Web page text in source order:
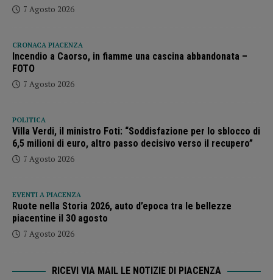
7 Agosto 2026
CRONACA PIACENZA
Incendio a Caorso, in fiamme una cascina abbandonata –
FOTO
7 Agosto 2026
POLITICA
Villa Verdi, il ministro Foti: “Soddisfazione per lo sblocco di
6,5 milioni di euro, altro passo decisivo verso il recupero”
7 Agosto 2026
EVENTI A PIACENZA
Ruote nella Storia 2026, auto d’epoca tra le bellezze
piacentine il 30 agosto
7 Agosto 2026
RICEVI VIA MAIL LE NOTIZIE DI PIACENZA